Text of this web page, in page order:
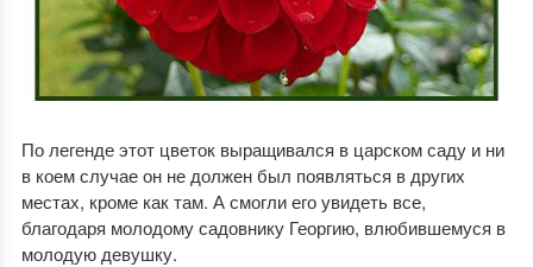
По легенде этот цветок выращивался в царском саду и ни
в коем случае он не должен был появляться в других
местах, кроме как там. А смогли его увидеть все,
благодаря молодому садовнику Георгию, влюбившемуся в
молодую девушку.